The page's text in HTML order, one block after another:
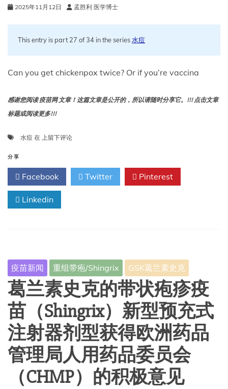
已
欧
员
准
2025年11月12日 孟胜利 医学博士
This entry is part 27 of 34 in the series 水痘
Can you get chickenpox twice? Or if you’re vaccina
感谢您阅读 疫苗网 文章！这篇文章是公开的，所以请随时分享它。!!! 点击文章
标题或阅读更多!!!
水痘 在 接
疫
苗
后
还
会
痘
吗？
专
家
解
答
9
个
关
问
题
上留下评论
分享
Facebook Twitter Pinterest
Linkedin
疫苗新闻 重组带疱/Shingrix GSK葛兰素史克
葛兰素史克的带状疱疹疫
苗（Shingrix）新型预充式
注射器剂型获得欧洲药品
管理局人用药品委员会
（CHMP）的积极意见